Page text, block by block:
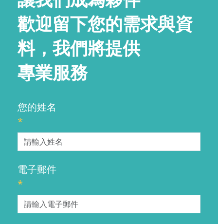
歡迎留下您的需求與資
料，我們將提供
專業服務
您的姓名
*
電子郵件
*